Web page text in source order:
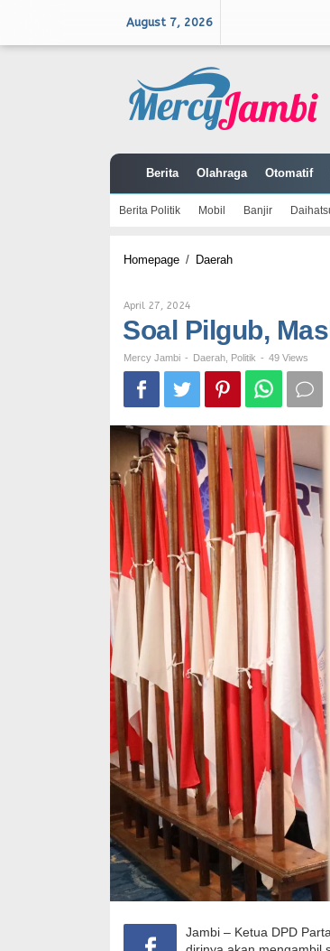
August 7, 2026
Berita Olahraga Otomatif
Berita Politik Mobil Banjir
Homepage / DaerahSoal
Hasil
Survey
April 27, 2024
Jambi
Soal Pilgub,
Mercy Jambi - Daerah Politik - 49 Views
Jambi – Ketua DPD